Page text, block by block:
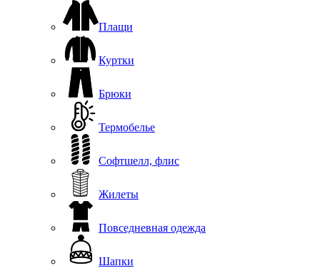
Плащи
Куртки
Брюки
Термобелье
Софтшелл, флис
Жилеты
Повседневная одежда
Шапки